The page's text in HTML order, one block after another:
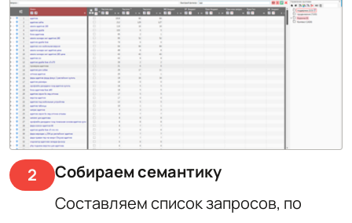
2
Собираем семантику
Составляем список запросов, по